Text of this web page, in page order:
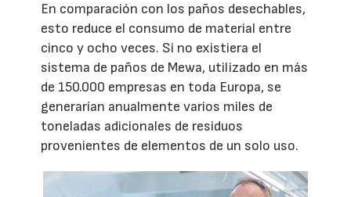
En comparación con los paños desechables,
esto reduce el consumo de material entre
cinco y ocho veces. Si no existiera el
sistema de paños de Mewa, utilizado en más
de 150.000 empresas en toda Europa, se
generarían anualmente varios miles de
toneladas adicionales de residuos
provenientes de elementos de un solo uso.